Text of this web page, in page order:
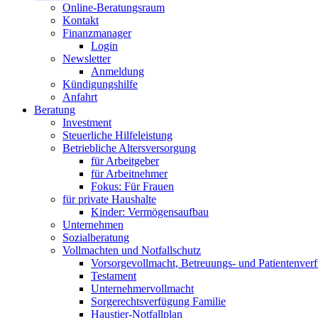
Online-Beratungsraum
Kontakt
Finanzmanager
Login
Newsletter
Anmeldung
Kündigungshilfe
Anfahrt
Beratung
Investment
Steuerliche Hilfeleistung
Betriebliche Altersversorgung
für Arbeitgeber
für Arbeitnehmer
Fokus: Für Frauen
für private Haushalte
Kinder: Vermögensaufbau
Unternehmen
Sozialberatung
Vollmachten und Notfallschutz
Vorsorgevollmacht, Betreuungs- und
Testament
Unternehmer­vollmacht
Sorgerechtsverfügung Familie
Haustier-Notfallplan